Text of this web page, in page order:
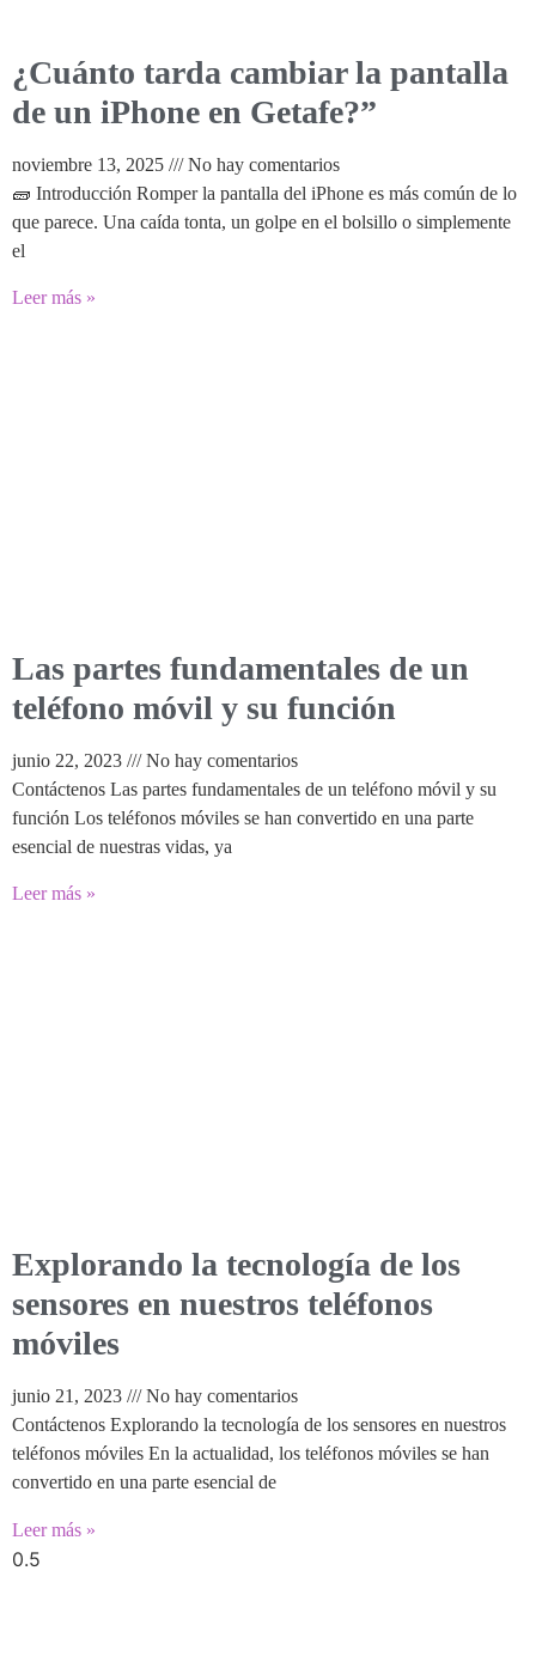
¿Cuánto tarda cambiar la pantalla
de un iPhone en Getafe?”
noviembre 13, 2025
No hay comentarios
🧱 Introducción Romper la pantalla del iPhone es más común de lo
que parece. Una caída tonta, un golpe en el bolsillo o simplemente
el
Leer más »
Las partes fundamentales de un
teléfono móvil y su función
junio 22, 2023
No hay comentarios
Contáctenos Las partes fundamentales de un teléfono móvil y su
función Los teléfonos móviles se han convertido en una parte
esencial de nuestras vidas, ya
Leer más »
Explorando la tecnología de los
sensores en nuestros teléfonos
móviles
junio 21, 2023
No hay comentarios
Contáctenos Explorando la tecnología de los sensores en nuestros
teléfonos móviles En la actualidad, los teléfonos móviles se han
convertido en una parte esencial de
Leer más »